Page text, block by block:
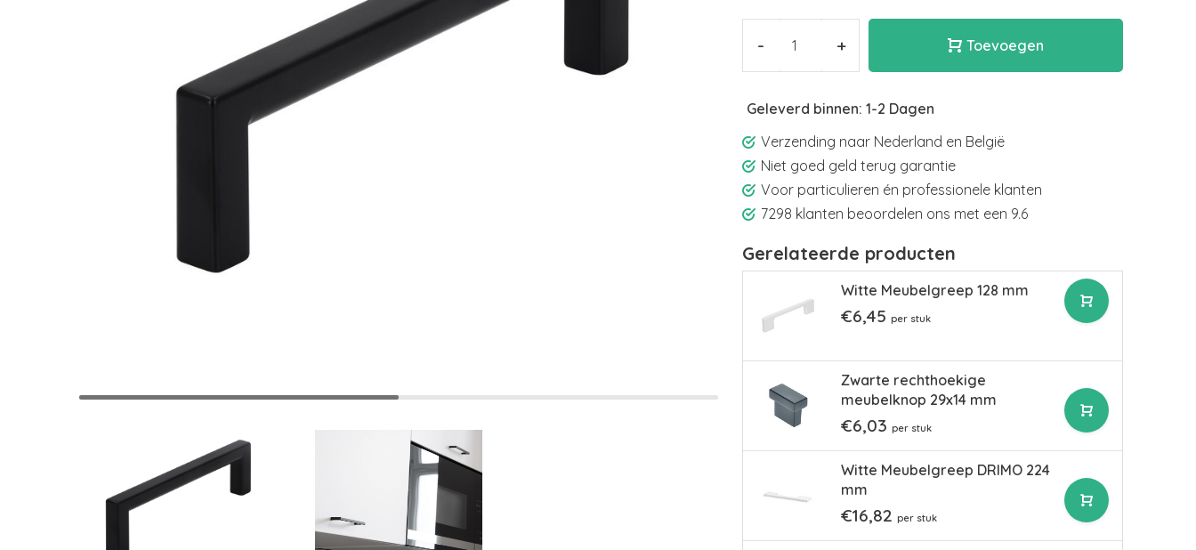
- + Toevoegen
Geleverd binnen: 1-2 Dagen
Verzending naar Nederland en België
Niet goed geld terug garantie
Voor particulieren én professionele klanten
7298 klanten beoordelen ons met een 9.6
Gerelateerde producten
Witte Meubelgreep 128 mm
€6,45 per stuk
Zwarte rechthoekige
meubelknop 29x14 mm
€6,03 per stuk
Witte Meubelgreep DRIMO 224
mm
€16,82 per stuk